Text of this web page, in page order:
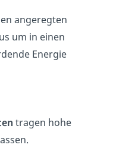
angeregten
um in einen
Energie
tragen hohe